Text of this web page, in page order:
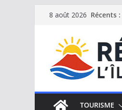
Passer
contenu
8 août 2026 Récents :
TOURISME